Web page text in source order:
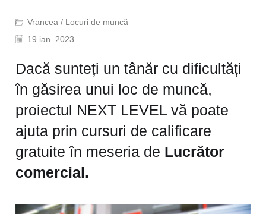
Vrancea / Locuri de muncă
19 ian. 2023
Dacă sunteți un tânăr cu dificultăți
în găsirea unui loc de muncă,
proiectul NEXT LEVEL vă poate
ajuta prin cursuri de calificare
gratuite în meseria de Lucrător
comercial.